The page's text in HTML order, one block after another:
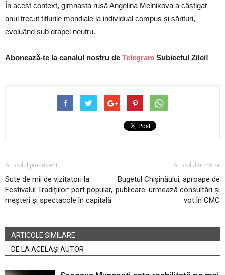
În acest context, gimnasta rusă Angelina Melnikova a câștigat
anul trecut titlurile mondiale la individual compus și sărituri,
evoluând sub drapel neutru.
Abonează-te la canalul nostru de Telegram Subiectul Zilei!
Articolul precedent
Sute de mii de vizitatori la
Festivalul Tradițiilor: port popular,
meșteri și spectacole în capitală
Articolul următor
Bugetul Chișinăului, aproape de
publicare: urmează consultări și
vot în CMC
ARTICOLE SIMILARE
DE LA ACELAȘI AUTOR